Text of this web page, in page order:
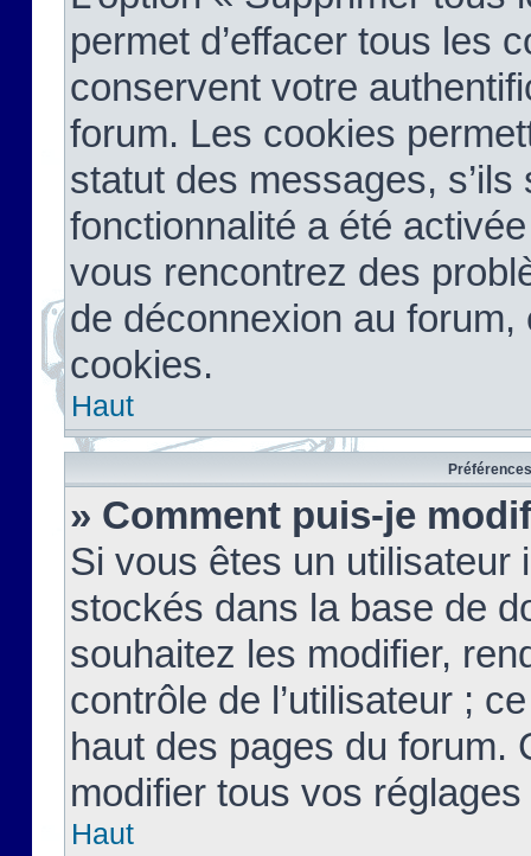
permet d’effacer tous les
conservent votre
forum. Les cookies
statut des messages,
fonctionnalité a été
vous rencontrez des
de déconnexion au
cookies.
Haut
» Comment puis-je
Si vous êtes un
stockés dans la base de
souhaitez les modifier,
contrôle de l’utilisateur ;
haut des pages du forum.
modifier tous vos
Haut